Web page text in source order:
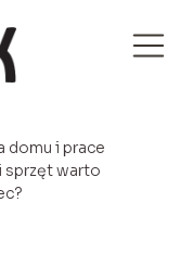
domu i prace
sprzęt warto